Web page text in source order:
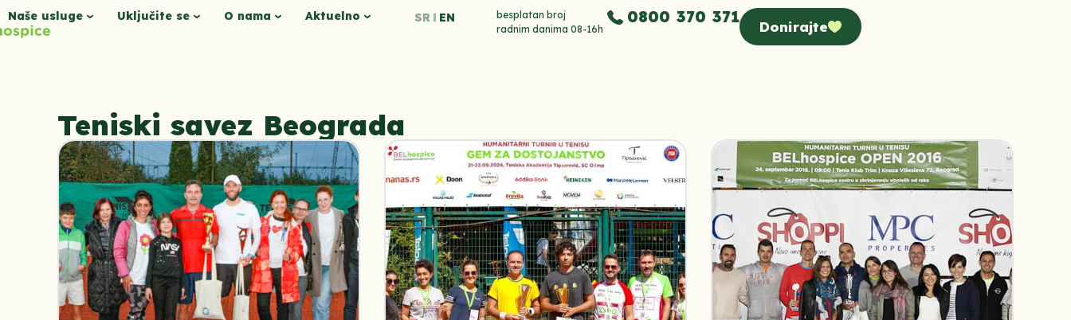
Naše usluge Uključite se O nama Aktuelno SR EN
besplatan broj
radnim danima 08-16h
0800 370 371
Donirajte
Teniski savez Beograda